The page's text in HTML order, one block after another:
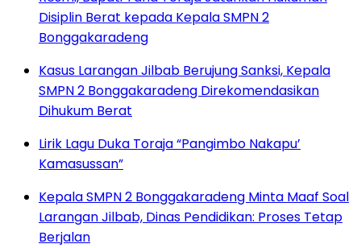
Disiplin Berat kepada Kepala SMPN 2
Bonggakaradeng
Kasus Larangan Jilbab Berujung Sanksi, Kepala
SMPN 2 Bonggakaradeng Direkomendasikan
Dihukum Berat
Lirik Lagu Duka Toraja “Pangimbo Nakapu’
Kamasussan”
Kepala SMPN 2 Bonggakaradeng Minta Maaf Soal
Larangan Jilbab, Dinas Pendidikan: Proses Tetap
Berjalan